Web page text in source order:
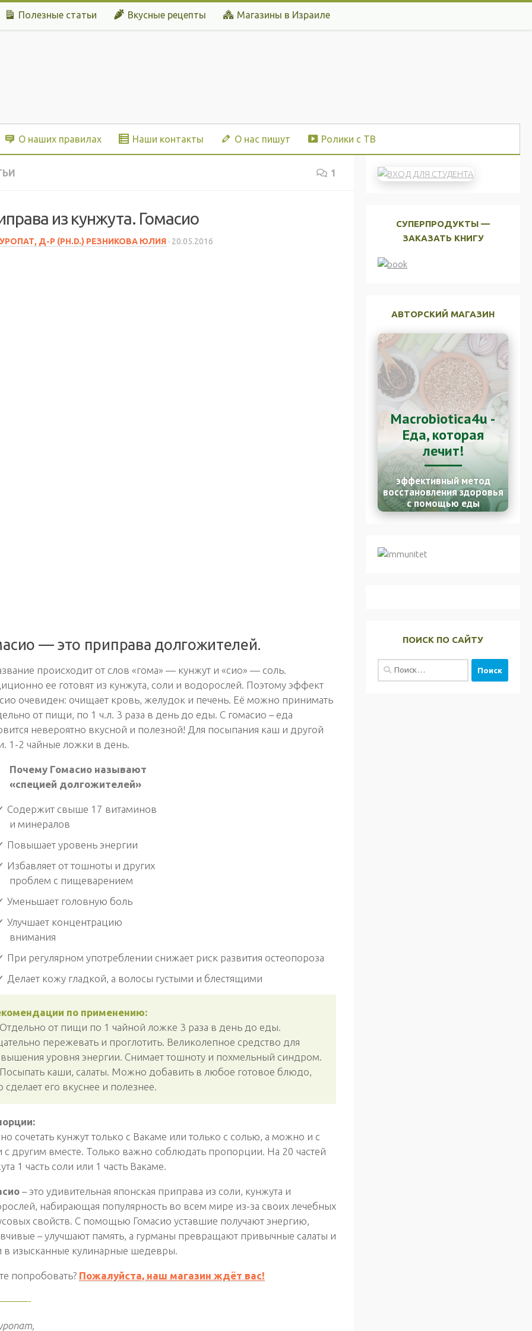
Полезные статьи Вкусные рецепты Магазины в Израиле
О наших правилах Наши контакты О нас пишут Ролики с ТВ
1
из кунжута. Гомасио
Д-Р (PH.D.) РЕЗНИКОВА ЮЛИЯ · 20.05.2016
— это приправа долгожителей.
происходит от слов «гома» — кунжут и «сио» — соль.
ее готовят из кунжута, соли и водорослей. Поэтому эффект
очевиден: очищает кровь, желудок и печень. Её можно принимать
от пищи, по 1 ч.л. 3 раза в день до еды. С гомасио – еда
невероятно вкусной и полезной! Для посыпания каш и другой
1-2 чайные ложки в день.
Почему Гомасио называют
«специей долгожителей»
Содержит свыше 17 витаминов
и минералов
Повышает уровень энергии
Избавляет от тошноты и других
проблем с пищеварением
Уменьшает головную боль
Улучшает концентрацию
внимания
При регулярном употреблении снижает риск развития остеопороза
Делает кожу гладкой, а волосы густыми и блестящими
по применению:
от пищи по 1 чайной ложке 3 раза в день до еды.
пережевать и проглотить. Великолепное средство для
уровня энергии. Снимает тошноту и похмельный синдром.
каши, салаты. Можно добавить в любое готовое блюдо,
сделает его вкуснее и полезнее.
сочетать кунжут только с Вакаме или только с солью, а можно и с
с другим вместе. Только важно соблюдать пропорции. На 20 частей
1 часть соли или 1 часть Вакаме.
– это удивительная японская приправа из соли, кунжута и
набирающая популярность во всем мире из-за своих лечебных
свойств. С помощью Гомасио уставшие получают энергию,
– улучшают память, а гурманы превращают привычные салаты и
в изысканные кулинарные шедевры.
попробовать? Пожалуйста, наш магазин ждёт вас!
СУПЕРПРОДУКТЫ —
ЗАКАЗАТЬ КНИГУ
АВТОРСКИЙ МАГАЗИН
Macrobiotica4u -
Еда, которая
лечит!
эффективный метод
восстановления здоровья
с помощью еды
ПОИСК ПО САЙТУ
Найти: